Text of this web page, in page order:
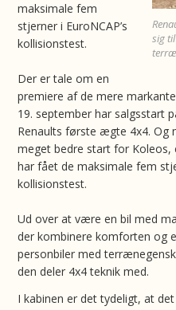
sig
maksimale fem
stjerner i EuroNCAP’s
kollisionstest.
Der er tale om en
premiere af de mere
19. september har salgsstart
Renaults første ægte 4x4. Og
meget bedre start for
har fået de maksimale fem
kollisionstest.
Ud over at være en bil med
der kombinere komforten og
personbiler med
den deler 4x4 teknik med.
I kabinen er det tydeligt, at